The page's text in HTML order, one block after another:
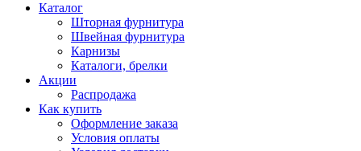
Каталог
Шторная фурнитура
Швейная фурнитура
Карнизы
Каталоги, брелки
Акции
Распродажа
Как купить
Оформление заказа
Условия оплаты